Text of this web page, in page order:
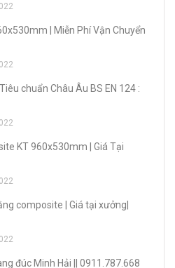
| Miễn Phí Vận Chuyển
chuẩn Châu Âu BS EN 124 :
KT 960x530mm | Giá Tại
composite | Giá tại xưởng|
đúc Minh Hải || 0911.787.668